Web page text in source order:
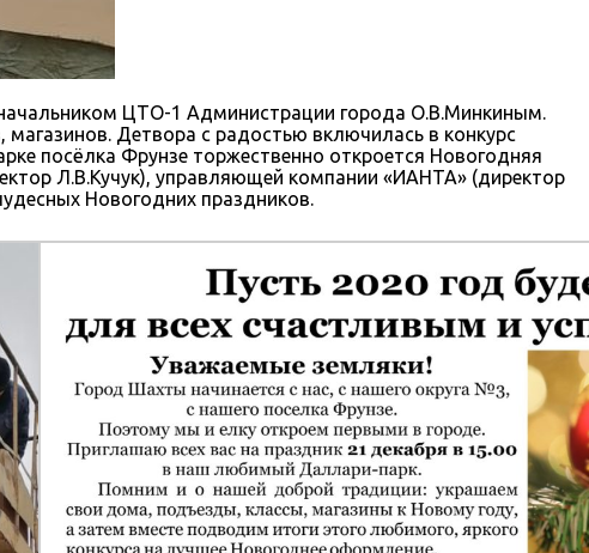
ЦТО-1 Администрации города О.В.Минкиным.
Детвора с радостью включилась в конкурс
посёлка Фрунзе торжественно откроется Новогодняя
Л.В.Кучук), управляющей компании «ИАНТА» (директор
Новогодних праздников.